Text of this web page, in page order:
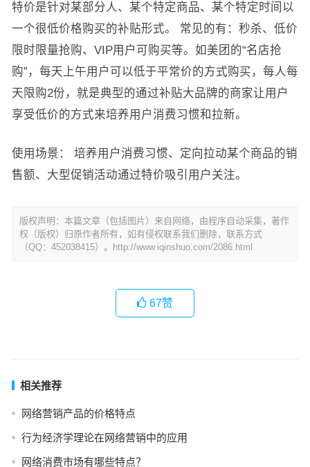
特价是针对某部分人、某个特定商品、某个特定时间以
一个很低价格购买的补贴形式。 常见的有：秒杀、低价
限时限量抢购、VIP用户可购买等。如美团的“名店抢
购”，每天上午用户可以低于平常价的方式购买，每人每
天限购2份，就是典型的通过补贴大品牌的商家让用户
享受低价的方式来培养用户消费习惯和拉新。
使用场景： 培养用户消费习惯、定向拉动某个商品的销
售额、大型促销活动通过特价吸引用户关注。
版权声明：本篇文章（包括图片）来自网络，由程序自动采集，著作
权（版权）归原作者所有，如有侵权联系我们删除，联系方式
（QQ：452038415）。http://www.iqinshuo.com/2086.html
67赞
相关推荐
网络营销产品的价格特点
行为经济学理论在网络营销中的应用
网络消费市场有哪些特点？